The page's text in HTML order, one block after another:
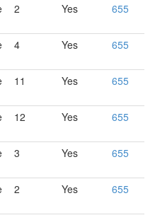
2 Yes 655
4 Yes 655
11 Yes 655
12 Yes 655
3 Yes 655
2 Yes 655